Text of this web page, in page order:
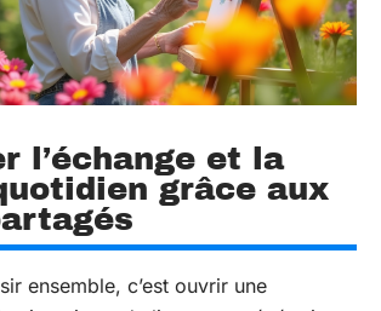
l’échange et la
grâce aux
ensemble, c’est ouvrir une